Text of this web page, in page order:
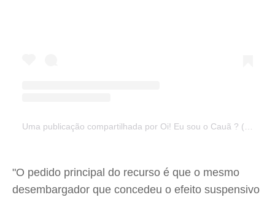
Uma publicação compartilhada por Oi! Eu sou o Cauã ? (@ameocaua)
"O pedido principal do recurso é que o mesmo
desembargador que concedeu o efeito suspensivo